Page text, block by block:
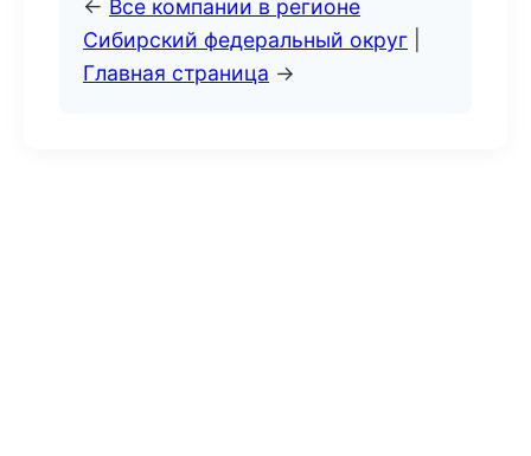
← Все компании в регионе
Сибирский федеральный округ
Главная страница →